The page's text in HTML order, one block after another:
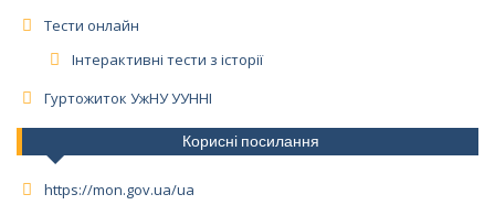
Тести онлайн
Інтерактивні тести з історії
Гуртожиток УжНУ УУННІ
Корисні посилання
https://mon.gov.ua/ua